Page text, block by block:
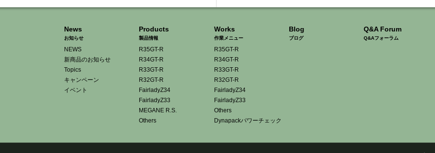
News
お知らせ
NEWS
新商品のお知らせ
Topics
キャンペーン
イベント
Products
製品情報
R35GT-R
R34GT-R
R33GT-R
R32GT-R
FairladyZ34
FairladyZ33
MEGANE R.S.
Others
Works
作業メニュー
R35GT-R
R34GT-R
R33GT-R
R32GT-R
FairladyZ34
FairladyZ33
Others
Dynapackパワーチェック
Blog
ブログ
Q&A Forum
Q&Aフォーラム